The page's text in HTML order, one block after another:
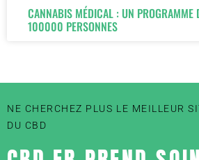
CANNABIS MÉDICAL : UN PROGRAMME
100000 PERSONNES
NE CHERCHEZ PLUS LE MEILLEUR
DU CBD